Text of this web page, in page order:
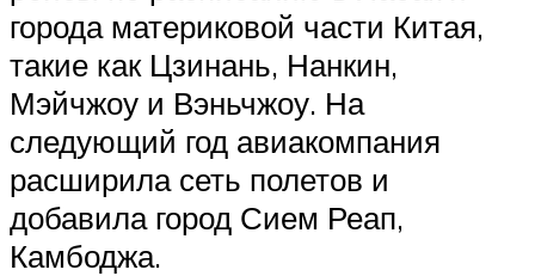
города материковой части Китая,
такие как Цзинань, Нанкин,
Мэйчжоу и Вэньчжоу. На
следующий год авиакомпания
расширила сеть полетов и
добавила город Сием Реап,
Камбоджа.